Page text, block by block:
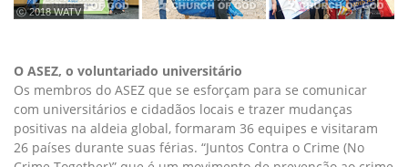
ⓒ 2018 WATV
O ASEZ, o voluntariado universitário
Os membros do ASEZ que se esforçam para se comunicar
com universitários e cidadãos locais e trazer mudanças
positivas na aldeia global, formaram 36 equipes e visitaram
26 países durante suas férias. “Juntos Contra o Crime (No